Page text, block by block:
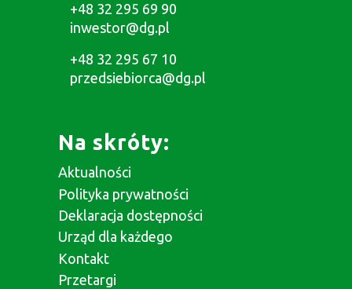
+48 32 295 69 90
inwestor@dg.pl
+48 32 295 67 10
przedsiebiorca@dg.pl
Na skróty:
Aktualności
Polityka prywatności
Deklaracja dostępności
Urząd dla każdego
Kontakt
Przetargi